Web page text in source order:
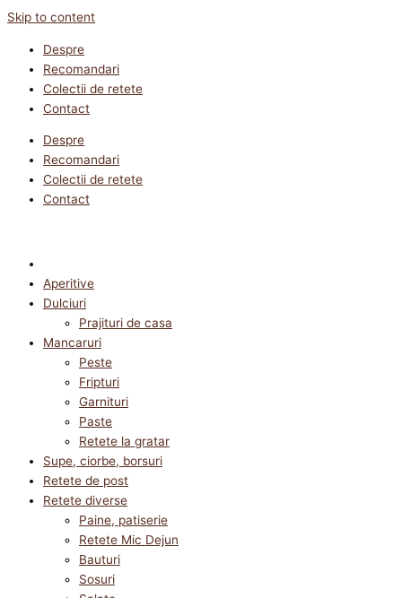
Skip to content
Despre
Recomandari
Colectii de retete
Contact
Despre
Recomandari
Colectii de retete
Contact
Aperitive
Dulciuri
Prajituri de casa
Mancaruri
Peste
Fripturi
Garnituri
Paste
Retete la gratar
Supe, ciorbe, borsuri
Retete de post
Retete diverse
Paine, patiserie
Retete Mic Dejun
Bauturi
Sosuri